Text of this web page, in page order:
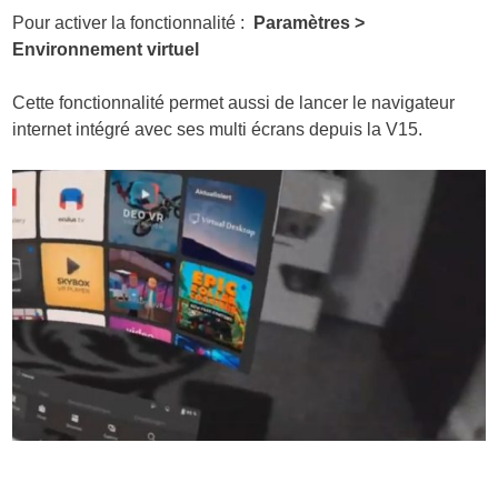
Pour activer la fonctionnalité :
Paramètres >
Environnement virtuel
Cette fonctionnalité permet aussi de lancer le navigateur
internet intégré avec ses multi écrans depuis la V15.